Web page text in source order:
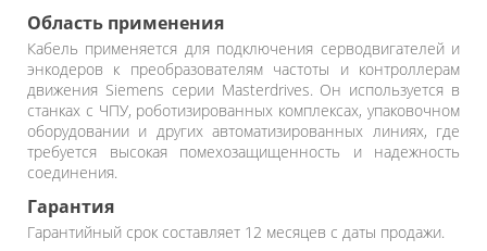
Область применения
Кабель применяется для подключения серводвигателей и
энкодеров к преобразователям частоты и контроллерам
движения Siemens серии Masterdrives. Он используется в
станках с ЧПУ, роботизированных комплексах, упаковочном
оборудовании и других автоматизированных линиях, где
требуется высокая помехозащищенность и надежность
соединения.
Гарантия
Гарантийный срок составляет 12 месяцев с даты продажи.